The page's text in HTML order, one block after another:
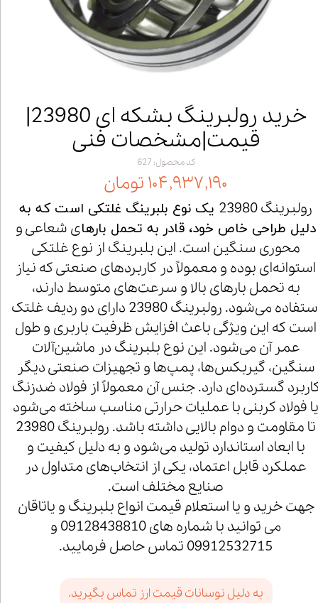
خرید رولبرینگ بشکه ای 23980|
قیمت|مشخصات فنی
کد محصول: 627
۱۰۴,۹۳۷,۱۹۰ تومان
رولبرینگ 23980
یک نوع بلبرینگ غلتکی است که به
دلیل طراحی خاص خود، قادر به تحمل بارهای شعاعی و
محوری سنگین است. این بلبرینگ از نوع غلتکی
استوانه‌ای بوده و معمولاً در کاربردهای صنعتی که نیاز
به تحمل بارهای بالا و سرعت‌های متوسط دارند،
استفاده می‌شود. رولبرینگ 23980 دارای دو ردیف غلتک
است که این ویژگی باعث افزایش ظرفیت باربری و طول
عمر آن می‌شود. این نوع بلبرینگ در ماشین‌آلات
سنگین، گیربکس‌ها، پمپ‌ها و تجهیزات صنعتی دیگر
گسترده‌ای دارد. جنس آن معمولاً از فولاد ضدزنگ
فولاد کربنی با عملیات حرارتی مناسب ساخته می‌شود
تا مقاومت و دوام بالایی داشته باشد. رولبرینگ 23980
با ابعاد استاندارد تولید می‌شود و به دلیل کیفیت و
عملکرد قابل اعتماد، یکی از انتخاب‌های متداول در
صنایع مختلف است.
جهت خرید و یا استعلام قیمت انواع بلبرینگ و یاتاقان
می توانید با شماره های 09128438810 و
09912532715 تماس حاصل فرمایید.
به دلیل نوسانات قیمت ارز تماس بگیرید.